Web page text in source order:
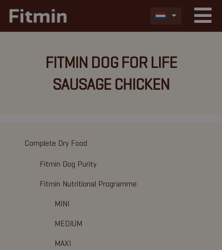
FITMIN DOG FOR LIFE
SAUSAGE CHICKEN
Complete Dry Food
Fitmin Dog Purity
Fitmin Nutritional Programme
MINI
MEDIUM
MAXI